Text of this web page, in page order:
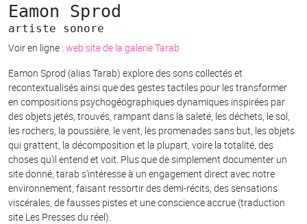
Eamon Sprod
artiste sonore
Voir en ligne : web site de la galerie Tarab
Eamon Sprod (alias Tarab) explore des sons collectés et
recontextualisés ainsi que des gestes tactiles pour les transformer
en compositions psychogéographiques dynamiques inspirées par
des objets jetés, trouvés, rampant dans la saleté, les déchets, le sol,
les rochers, la poussière, le vent, les promenades sans but, les objets
qui grattent, la décomposition et la plupart, voire la totalité, des
choses qu’il entend et voit. Plus que de simplement documenter un
site donné, tarab s’intéresse à un engagement direct avec notre
environnement, faisant ressortir des demi-récits, des sensations
viscérales, de fausses pistes et une conscience accrue (traduction
site Les Presses du réel).